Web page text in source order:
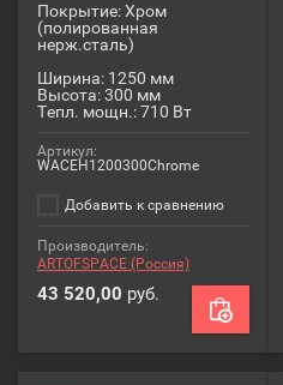
Покрытие: Хром
(полированная
нерж.сталь)
Ширина: 1250 мм
Высота: 300 мм
Тепл. мощн.: 710 Вт
Артикул:
WACEH1200300Chrome
Добавить к сравнению
Производитель:
ARTOFSPACE (Россия)
43 520,00 руб.